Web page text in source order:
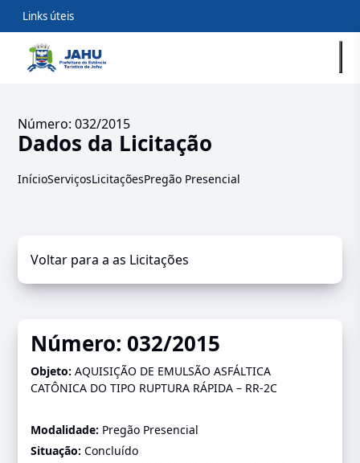
Links úteis
Número: 032/2015
Dados da Licitação
InícioServiçosLicitaçõesPregão Presencial
Voltar para a as Licitações
Número: 032/2015
Objeto:AQUISIÇÃO DE EMULSÃO ASFÁLTICA
CATÔNICA DO TIPO RUPTURA RÁPIDA – RR-2C
Modalidade: Pregão Presencial
Situação:Concluído